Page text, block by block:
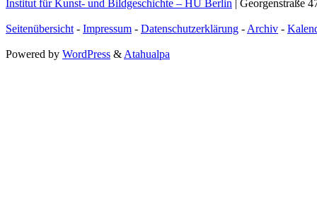
Institut für Kunst- und Bildgeschichte – HU Berlin | Georgenstraße
Seitenübersicht - Impressum - Datenschutzerklärung - Archiv -
Powered by WordPress & Atahualpa